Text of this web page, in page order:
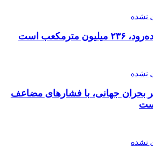
نشده
است
نشده
بر بحران جهانی، با فشارهای مضاعف
نشده